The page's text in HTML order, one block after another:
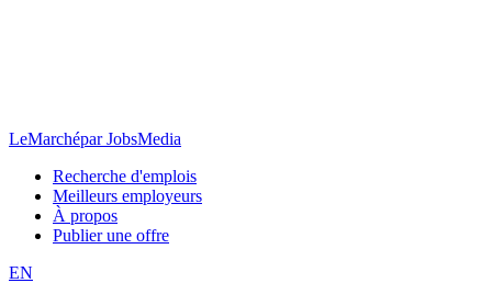
LeMarchépar JobsMedia
Recherche d'emplois
Meilleurs employeurs
À propos
Publier une offre
EN